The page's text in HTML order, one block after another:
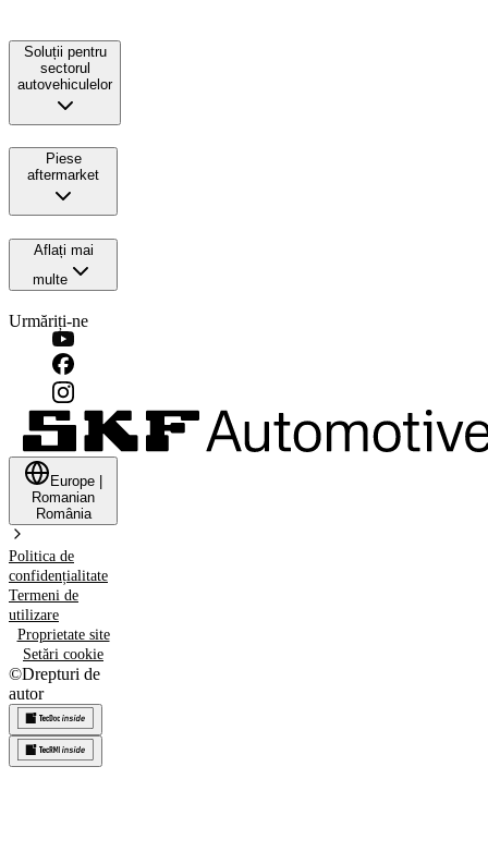
Soluții pentru
sectorul
autovehiculelor
Piese
aftermarket
Aflați mai
multe
Urmăriți-ne
Europe
Romanian
România
Politica de
confidențialitate
Termeni de
utilizare
Proprietate site
Setări cookie
©Drepturi de
autor